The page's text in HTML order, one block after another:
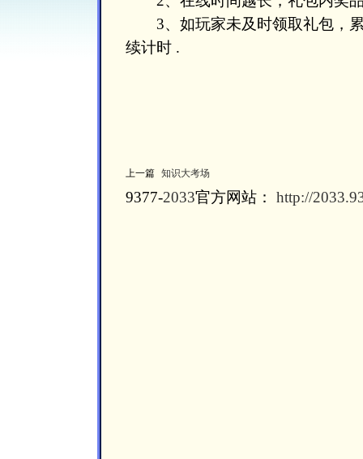
3、如玩家未及时领取礼包，累
续计时 .
上一篇 知识大考场
9377-2033官方网站： http://